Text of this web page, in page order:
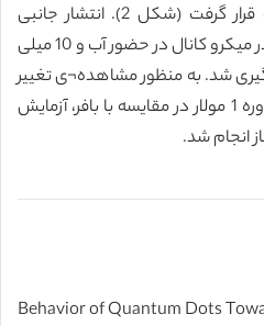
غلظتی سوبسترا مورد استفاده قرار گرفت (شکل 2). انتشار جانبی
Qdots در یک موقعیت معین در میکرو کانال در حضور آب و 10 میلی
گیری شد. به منظور مشاهده¬ی تغییر
در شدت فلوئورسنت نسبت به اوره 1 مولار در مقایسه با بافر، آزمایش
Behavior of Quantum Dots